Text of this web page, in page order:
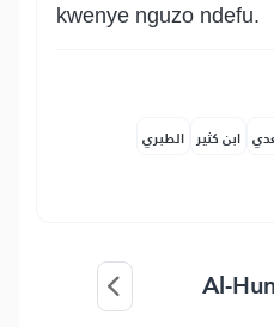
kwenye nguzo ndefu.
ابن كثير الطبري
Al-